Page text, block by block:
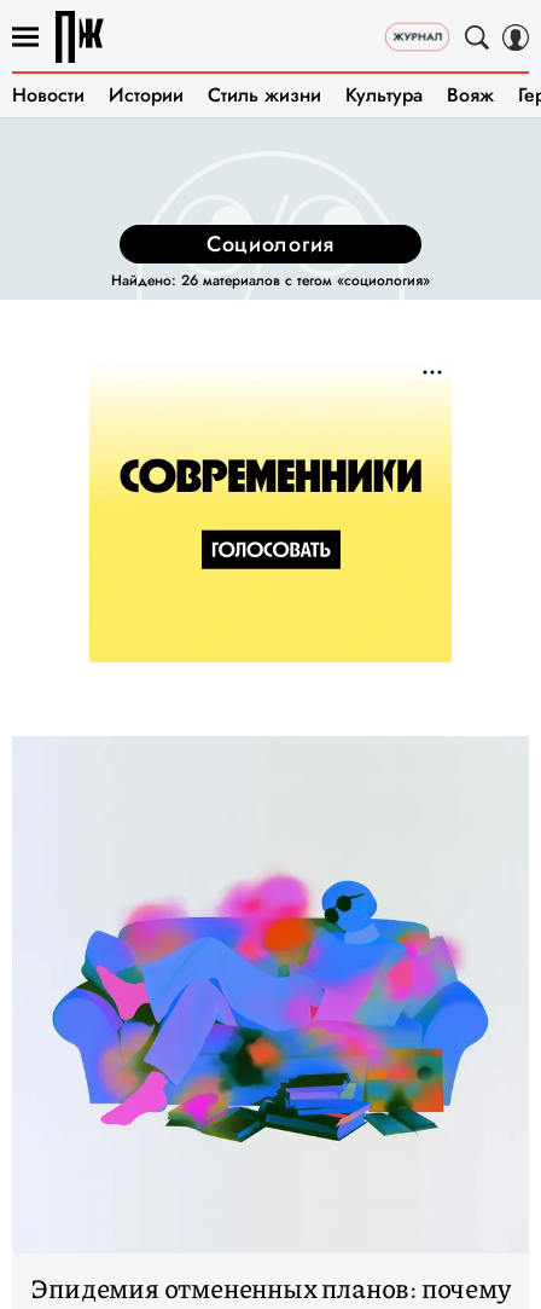
Новости Истории Стиль жизни Культура Вояж
социология
Найдено: 26 материалов с тегом «социология»
Эпидемия отмененных планов: почему